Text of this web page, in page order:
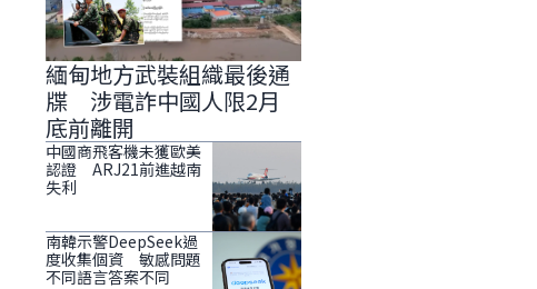
緬甸地方武裝組織最後通
牒 涉電詐中國人限2月
底前離開
中國商飛客機未獲歐美
認證 ARJ21前進越南
失利
南韓示警DeepSeek過
度收集個資 敏感問題
不同語言答案不同